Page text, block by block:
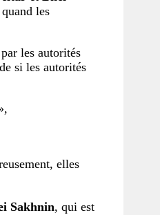
les
les autorités
si les autorités
elles
Sakhnin, qui est